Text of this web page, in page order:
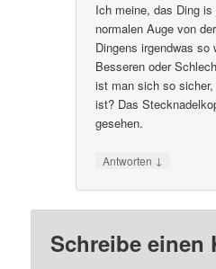
Ich meine, das Ding
normalen Auge von
Dingens irgendwas so
Besseren oder
ist man sich so
ist? Das
gesehen.
Antworten ↓
Schreibe einen